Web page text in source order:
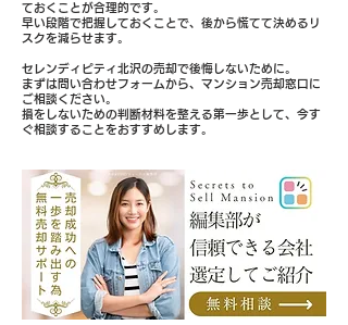
ておくことが合理的です。
早い段階で把握しておくことで、後から慌てて決めるリ
スクを減らせます。
セレンディピティ北沢の売却で後悔しないために。
まずは問い合わせフォームから、マンション売却窓口に
ご相談ください。
損をしないための判断材料を整える第一歩として、今す
ぐ相談することをおすすめします。